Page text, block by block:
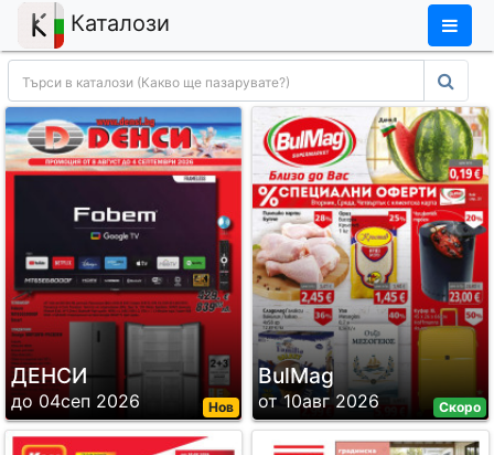
Каталози ×
Нов
ДЕНСИ
до 04сеп 2026 Скоро
BulMag
от 10авг 2026